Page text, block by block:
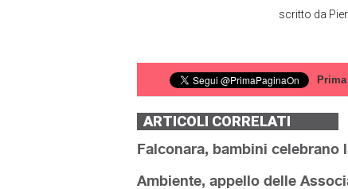
scritto da
ARTICOLI CORRELATI
Falconara, bambini celebrano
Ambiente, appello delle